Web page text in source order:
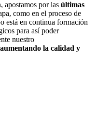
apostamos por las últimas
como en el proceso de
está en continua formación
para así poder
nuestro
la calidad y